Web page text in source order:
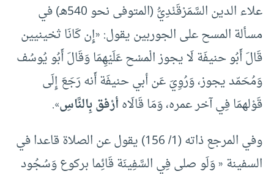
علاء الدين السَّمَرْقَنْدِيُّ (المتوفى نحو 540هـ) في
مسألة المسح على الجوربين يقول: «إِن كَانَا ثخينيين
قَالَ أَبُو حنيفَة لَا يجوز الْمسْح عَلَيْهِمَا وَقَالَ أَبُو يُوسُف
وَمُحَمّد يجوز، وَرُوِيَ عَن أبي حنيفَة أَنه رَجَعَ إِلَى
قَوْلهمَا فِي آخر عمره، وَمَا قَالَاهأرْفق بِالنَّاسِ».
وفي المرجع ذاته (1/ 156) يقول عن الصلاة قاعدا في
السفينة « وَلَو صلى فِي السَّفِينَة قَائِما بركوع وَسُجُود